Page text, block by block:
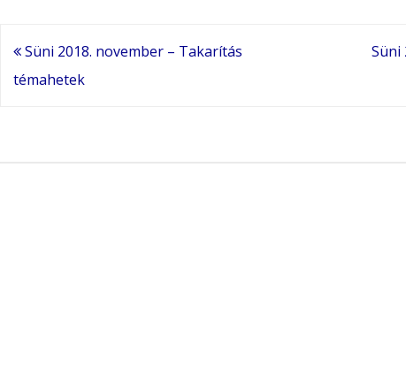
Bejegyzés
navigáció
Süni 2018. november – Takarítás
témahetek
Süni